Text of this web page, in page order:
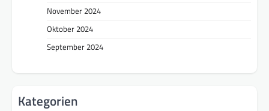
November 2024
Oktober 2024
September 2024
Kategorien